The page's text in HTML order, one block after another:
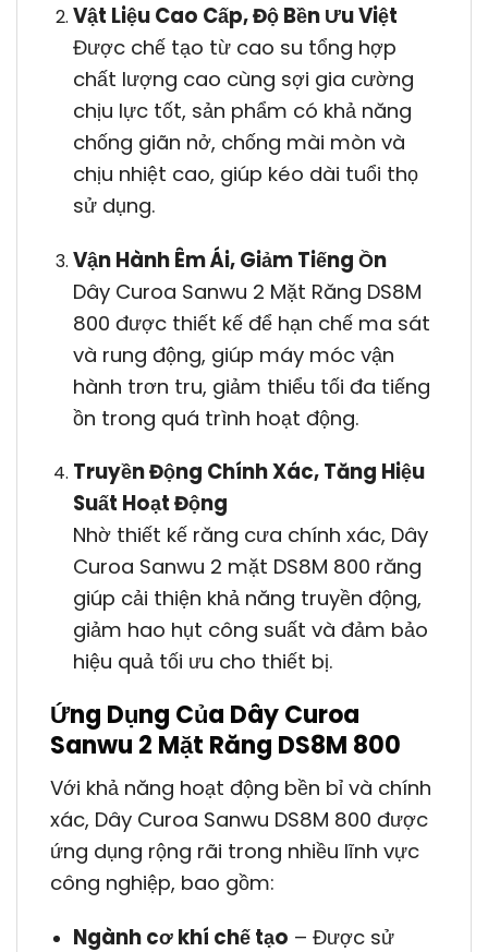
Vật Liệu Cao Cấp, Độ Bền Ưu Việt
Được chế tạo từ cao su tổng hợp
chất lượng cao cùng sợi gia cường
chịu lực tốt, sản phẩm có khả năng
chống giãn nở, chống mài mòn và
chịu nhiệt cao, giúp kéo dài tuổi thọ
sử dụng.
Vận Hành Êm Ái, Giảm Tiếng Ồn
Dây Curoa Sanwu 2 Mặt Răng DS8M
800 được thiết kế để hạn chế ma sát
và rung động, giúp máy móc vận
hành trơn tru, giảm thiểu tối đa tiếng
ồn trong quá trình hoạt động.
Truyền Động Chính Xác, Tăng Hiệu
Suất Hoạt Động
Nhờ thiết kế răng cưa chính xác, Dây
Curoa Sanwu 2 mặt DS8M 800 răng
giúp cải thiện khả năng truyền động,
giảm hao hụt công suất và đảm bảo
hiệu quả tối ưu cho thiết bị.
Ứng Dụng Của Dây Curoa
Sanwu 2 Mặt Răng DS8M 800
Với khả năng hoạt động bền bỉ và chính
xác, Dây Curoa Sanwu DS8M 800 được
ứng dụng rộng rãi trong nhiều lĩnh vực
công nghiệp, bao gồm:
Ngành cơ khí chế tạo – Được sử